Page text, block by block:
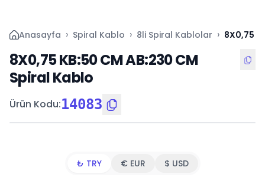
Anasayfa › Spiral Kablo › 8li Spiral Kablolar › 8X0,75
8X0,75 KB:50 CM AB:230 CM
Spiral Kablo
Ürün Kodu:14083
₺ TRY € EUR $ USD